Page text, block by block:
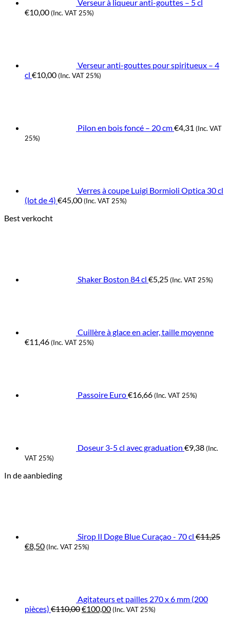
Verseur à liqueur anti-gouttes – 5 cl
€10,00(Inc. VAT 25%)
Verseur anti-gouttes pour spiritueux – 4
cl €10,00(Inc. VAT 25%)
Pilon en bois foncé – 20 cm€4,31 (Inc. VAT
25%)
Verres à coupe Luigi Bormioli Optica 30 cl
(lot de 4) €45,00(Inc. VAT 25%)
Best verkocht
Shaker Boston 84 cl €5,25(Inc. VAT 25%)
Cuillère à glace en acier, taille moyenne
€11,46(Inc. VAT 25%)
Passoire Euro€16,66(Inc. VAT 25%)
Doseur 3-5 cl avec graduation €9,38(Inc.
VAT 25%)
In de aanbieding
Sirop Il Doge Blue Curaçao - 70 cl €11,25
Original
€8,50Current
(Inc. VAT 25%)
Agitateurs et pailles 270 x 6 mm (200
pièces) €110,00Original
€100,00Current
(Inc. VAT 25%)